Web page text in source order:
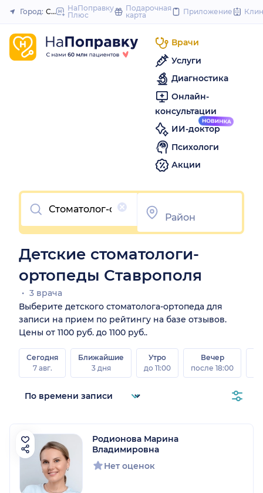
to
Закрыть
Город: СтавропольНаПоправку
Плюс
Подарочная
карта
Приложение
Врачи
Услуги
Диагностика
Онлайн-
консультации
ИИ-доктор
Психологи
Акции
Очистить
Детские стоматологи-
ортопеды Ставрополя
3 врача
Выберите детского стоматолога-ортопеда для
записи на прием по рейтингу на базе отзывов.
Цены от 1100 руб. до 1100 руб..
Сегодня
7 авг.
Ближайшие
3 дня
Утро
до 11:00
Вечер
после 18:00
Родионова Марина
Владимировна
Нет оценок